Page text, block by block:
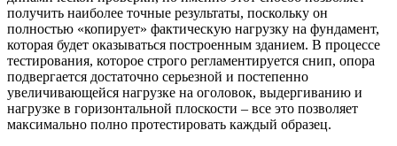
получить наиболее точные результаты, поскольку он
полностью «копирует» фактическую нагрузку на фундамент,
которая будет оказываться построенным зданием. В процессе
тестирования, которое строго регламентируется снип, опора
подвергается достаточно серьезной и постепенно
увеличивающейся нагрузке на оголовок, выдергиванию и
нагрузке в горизонтальной плоскости – все это позволяет
максимально полно протестировать каждый образец.